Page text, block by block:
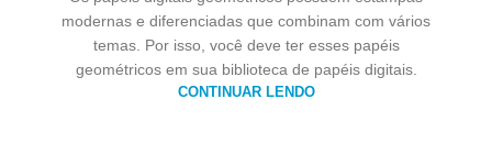
modernas e diferenciadas que combinam com vários
temas. Por isso, você deve ter esses papéis
geométricos em sua biblioteca de papéis digitais.
CONTINUAR LENDO